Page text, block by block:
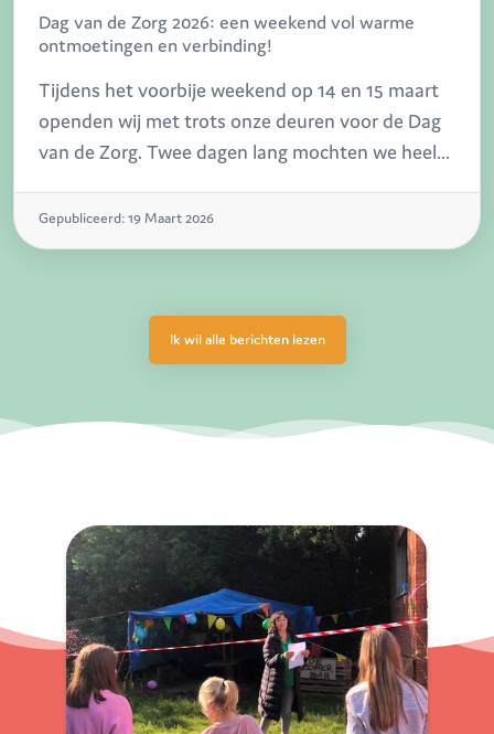
Dag van de Zorg 2026: een weekend vol warme
ontmoetingen en verbinding!
Tijdens het voorbije weekend op 14 en 15 maart
openden wij met trots onze deuren voor de Dag
van de Zorg. Twee dagen lang mochten we heel
Malle (De Kering) en Vosselaar (De Berken, De
Lommer en De Pluk). En één ding staat vast: het
Gepubliceerd: 19 Maart 2026
Ik wil alle berichten lezen